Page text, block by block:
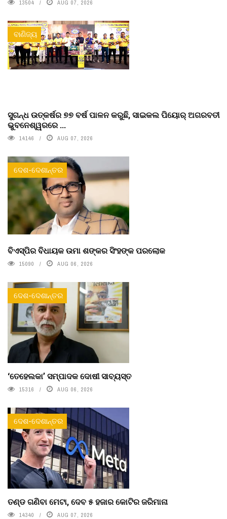
13504 AUG 07, 2026
ବାଣିଜ୍ୟ
ସୁଗନ୍ଧ ଉତ୍କର୍ଷର ୭୭ ବର୍ଷ ପାଳନ କରୁଛି, ସାଇକଲ ପିୟୋର୍‌ ଅଗରବତୀ
ଭୁବନେଶ୍ୱରରେ ...
14146 AUG 07, 2026
ଦେଶ-ଦେଶାନ୍ତର
ବିଏସ୍‌ପିର ବିଧାୟକ ଉମା ଶଙ୍କର ସିଂହଙ୍କ ପରଲୋକ
15090 AUG 06, 2026
ଦେଶ-ଦେଶାନ୍ତର
‘ତେହେଲକା’ ସମ୍ପାଦକ ଦୋଷୀ ସାବ୍ୟସ୍ତ
15316 AUG 06, 2026
ଦେଶ-ଦେଶାନ୍ତର
ତଣ୍ଡ ଗଣିବା ମେଟା, ଦେବ ୫ ହଜାର କୋଟିର ଜରିମାନା
14340 AUG 07, 2026